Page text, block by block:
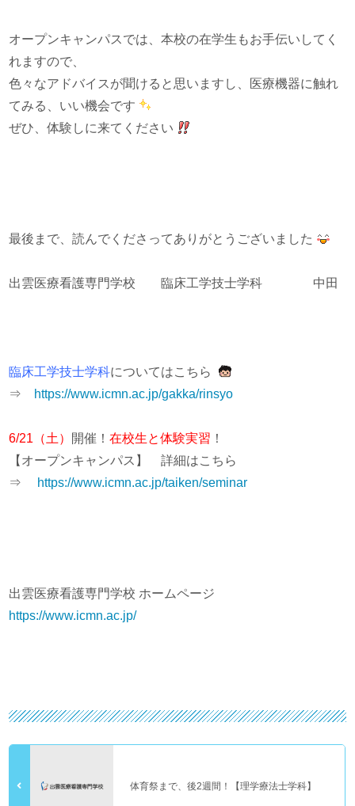
オープンキャンパスでは、本校の在学生もお手伝いしてく
れますので、
色々なアドバイスが聞けると思いますし、医療機器に触れ
てみる、いい機会です
ぜひ、体験しに来てください
最後まで、読んでくださってありがとうございました
出雲医療看護専門学校 臨床工学技士学科 中田
臨床工学技士学科についてはこちら
⇒
https://www.icmn.ac.jp/gakka/rinsyo
6/21（土） 開催！在校生と体験実習 ！
【オープンキャンパス】 詳細はこちら
⇒
https://www.icmn.ac.jp/taiken/seminar
出雲医療看護専門学校 ホームページ
https://www.icmn.ac.jp/
体育祭まで、後2週間！【理学療法士学科】